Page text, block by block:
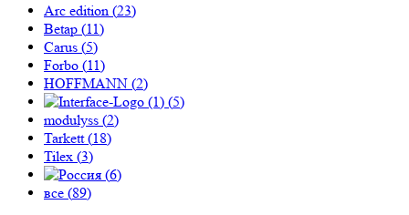
Arc edition (23)
Betap (11)
Carus (5)
Forbo (11)
HOFFMANN (2)
(5)
modulyss (2)
Tarkett (18)
Tilex (3)
(6)
все (89)